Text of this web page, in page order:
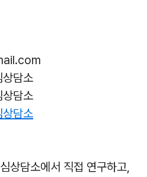
담소
담소
상담소
상담소에서 직접 연구하고,